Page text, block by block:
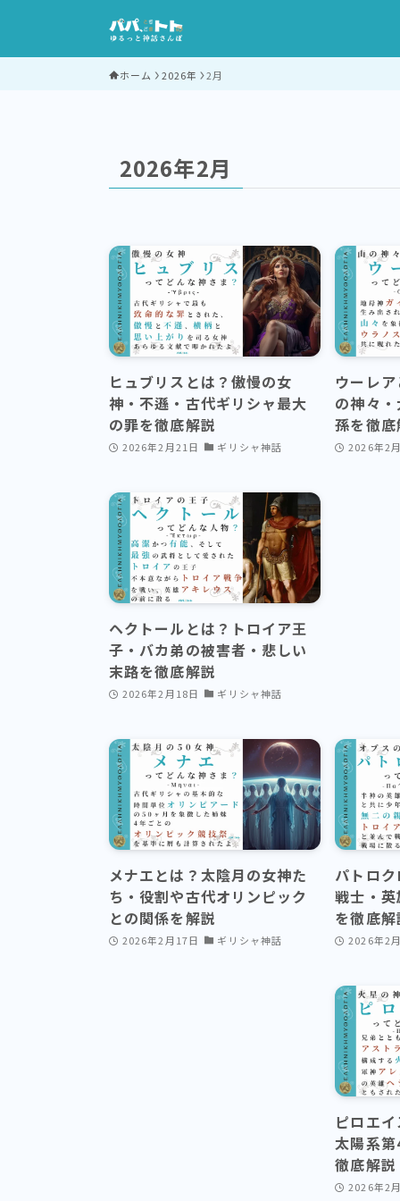
ホーム 2026年 2月
2026年2月
ヒュブリスとは？傲慢の女
神・不遜・古代ギリシャ最大
の罪を徹底解説
2026年2月21日 ギリシャ神話
ウーレ
の神々
孫を徹
2026年2
ヘクトールとは？トロイア王
子・バカ弟の被害者・悲しい
末路を徹底解説
2026年2月18日 ギリシャ神話
メナエとは？太陰月の女神た
ち・役割や古代オリンピック
との関係を解説
2026年2月17日 ギリシャ神話
パトロ
戦士・
を徹底
2026年2
ピロエ
太陽系
徹底解説
2026年2